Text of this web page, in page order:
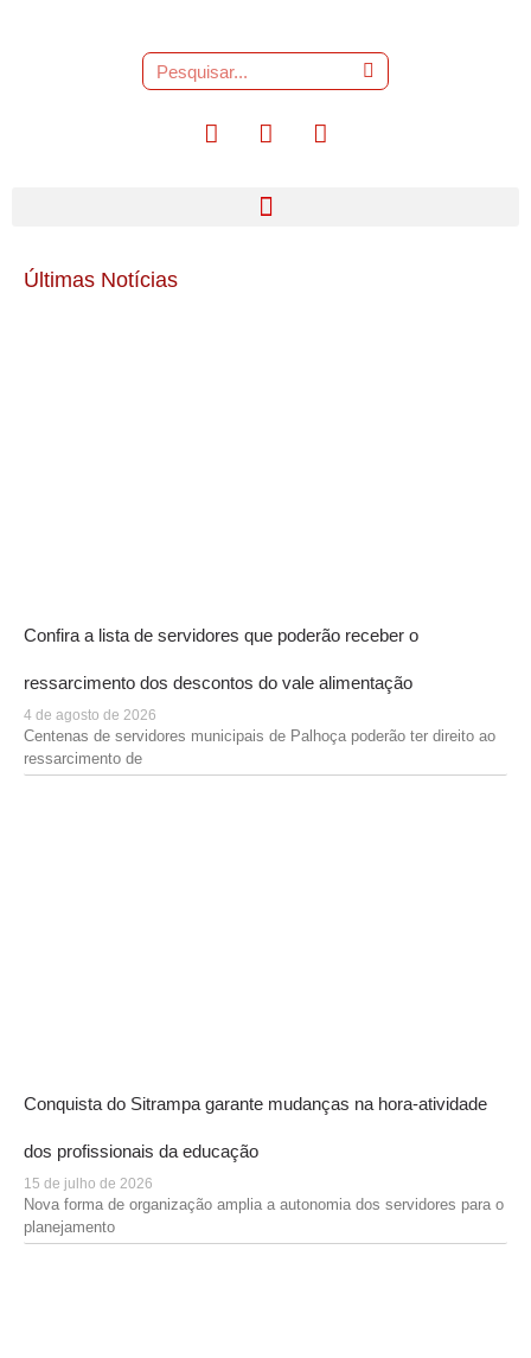
Últimas Notícias
Confira a lista de servidores que poderão receber o
ressarcimento dos descontos do vale alimentação
4 de agosto de 2026
Centenas de servidores municipais de Palhoça poderão ter direito ao
ressarcimento de
Conquista do Sitrampa garante mudanças na hora-atividade
dos profissionais da educação
15 de julho de 2026
Nova forma de organização amplia a autonomia dos servidores para o
planejamento